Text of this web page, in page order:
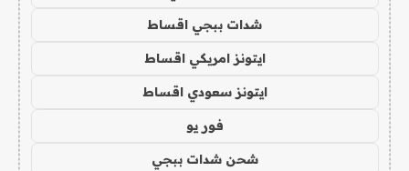
شدات ببجي اقساط
ايتونز امريكي اقساط
ايتونز سعودي اقساط
فور يو
شحن شدات ببجي